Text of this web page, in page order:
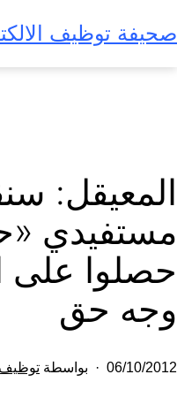
إلى
المحتوى
صحيفة توظيف
المعيقل:
مستفيدي
حصلوا على
وجه حق
تم
06/10/2012 بواسطة توظيف